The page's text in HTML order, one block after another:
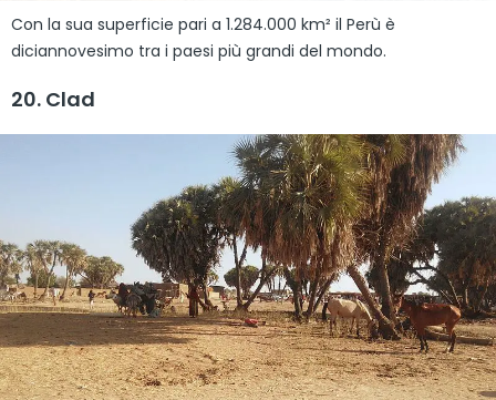
Con la sua superficie pari a 1.284.000 km² il Perù è
diciannovesimo tra i paesi più grandi del mondo.
20. Clad